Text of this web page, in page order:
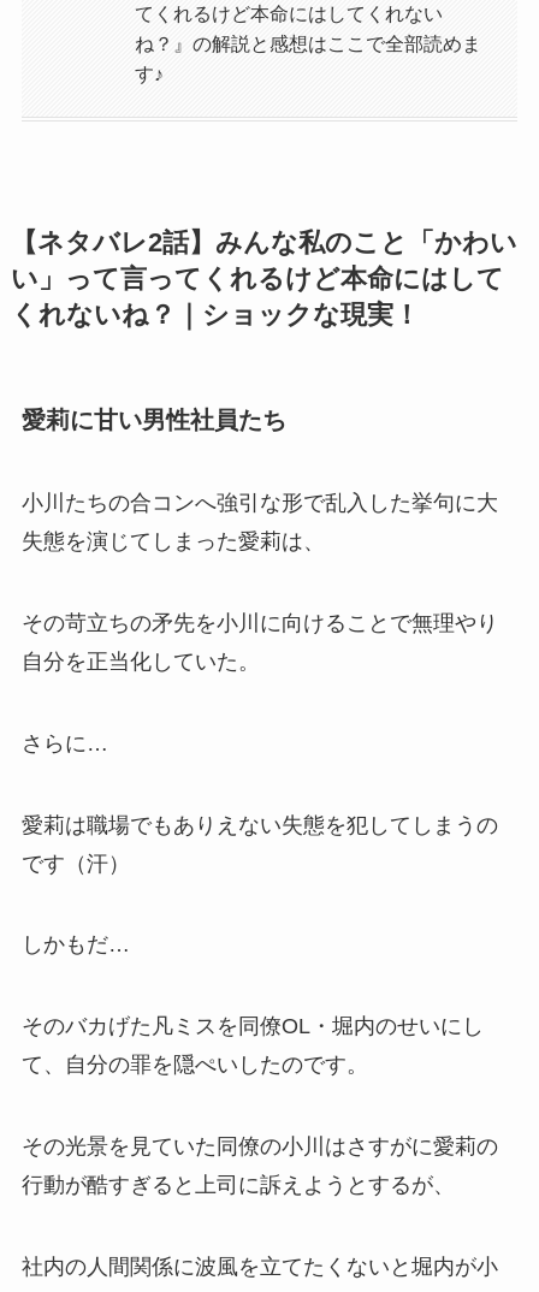
てくれるけど本命にはしてくれない
ね？』の解説と感想はここで全部読めま
す♪
【ネタバレ2話】みんな私のこと「かわい
い」って言ってくれるけど本命にはして
くれないね？｜ショックな現実！
愛莉に甘い男性社員たち
小川たちの合コンへ強引な形で乱入した挙句に大
失態を演じてしまった愛莉は、
その苛立ちの矛先を小川に向けることで無理やり
自分を正当化していた。
さらに…
愛莉は職場でもありえない失態を犯してしまうの
です（汗）
しかもだ…
そのバカげた凡ミスを同僚OL・堀内のせいにし
て、自分の罪を隠ぺいしたのです。
その光景を見ていた同僚の小川はさすがに愛莉の
行動が酷すぎると上司に訴えようとするが、
社内の人間関係に波風を立てたくないと堀内が小